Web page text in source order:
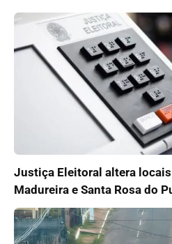
Justiça Eleitoral altera
Madureira e Santa Rosa do